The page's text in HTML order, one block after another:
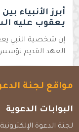
يعقوب عليه
إن شخصية النبي
العهد القديم
مواقع لجنة
البوابات الدعوية
لجنة الدعوة الإلكترونية